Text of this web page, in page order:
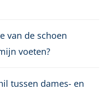
Snelsluiting
van de schoen
voeten?
tussen dames- en